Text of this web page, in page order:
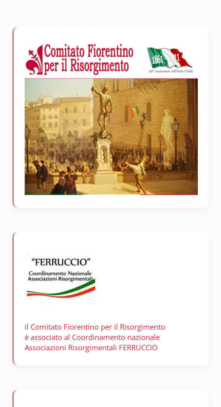
Sidebar
il Comitato Fiorentino per il Risorgimento
è associato al Coordinamento nazionale
Associazioni Risorgimentali FERRUCCIO